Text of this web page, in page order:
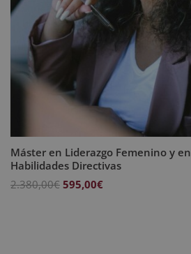
Máster en Liderazgo Femenino y en
Habilidades Directivas
2.380,00€ El
595,00€